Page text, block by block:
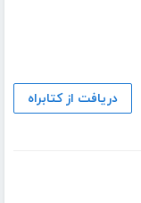
دریافت از کتابراه